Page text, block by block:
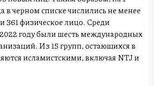
в черном списке числились не менее
361 физическое лицо. Среди
году были шесть международных
Из 15 групп, остающихся в
исламистскими, включая NTJ и